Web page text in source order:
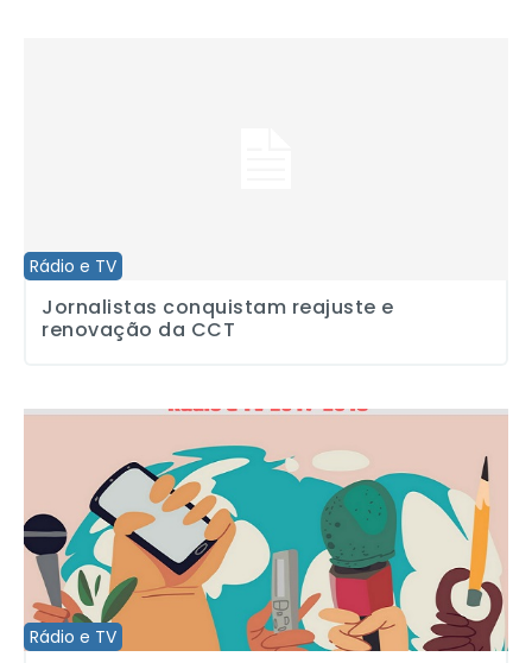
Rádio e TV
Jornalistas conquistam reajuste e
renovação da CCT
Rádio e TV
Confira o guia com a nova Convenção Coletiva